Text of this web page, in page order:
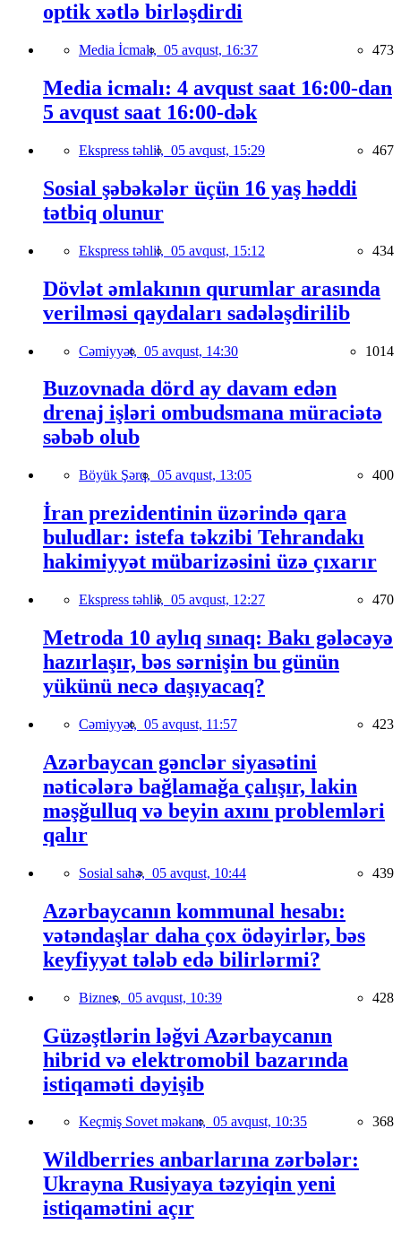
optik xətlə birləşdirdi
Media İcmalı, 05 avqust, 16:37 473
Media icmalı: 4 avqust saat 16:00-dan
5 avqust saat 16:00-dək
Ekspress təhlil, 05 avqust, 15:29 467
Sosial şəbəkələr üçün 16 yaş həddi
tətbiq olunur
Ekspress təhlil, 05 avqust, 15:12 434
Dövlət əmlakının qurumlar arasında
verilməsi qaydaları sadələşdirilib
Cəmiyyət, 05 avqust, 14:30 1014
Buzovnada dörd ay davam edən
drenaj işləri ombudsmana müraciətə
səbəb olub
Böyük Şərq, 05 avqust, 13:05 400
İran prezidentinin üzərində qara
buludlar: istefa təkzibi Tehrandakı
hakimiyyət mübarizəsini üzə çıxarır
Ekspress təhlil, 05 avqust, 12:27 470
Metroda 10 aylıq sınaq: Bakı gələcəyə
hazırlaşır, bəs sərnişin bu günün
yükünü necə daşıyacaq?
Cəmiyyət, 05 avqust, 11:57 423
Azərbaycan gənclər siyasətini
nəticələrə bağlamağa çalışır, lakin
məşğulluq və beyin axını problemləri
qalır
Sosial sahə, 05 avqust, 10:44 439
Azərbaycanın kommunal hesabı:
vətəndaşlar daha çox ödəyirlər, bəs
keyfiyyət tələb edə bilirlərmi?
Biznes, 05 avqust, 10:39 428
Güzəştlərin ləğvi Azərbaycanın
hibrid və elektromobil bazarında
istiqaməti dəyişib
Keçmiş Sovet məkanı, 05 avqust, 10:35 368
Wildberries anbarlarına zərbələr:
Ukrayna Rusiyaya təzyiqin yeni
istiqamətini açır